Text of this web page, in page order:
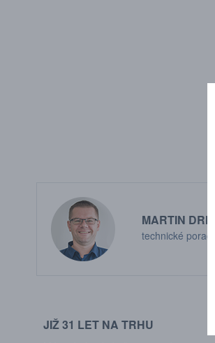
MARTIN
technické
JIŽ 31 LET NA TRHU